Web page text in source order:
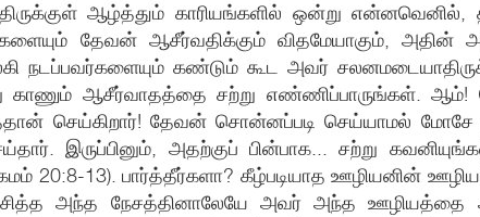
ஆழ்த்தும் காரியங்களில் ஒன்று
தேவன் ஆசீர்வதிக்கும் விதமேயாகும், அதின்
நடப்பவர்களையும் கண்டும் கூட அவர்
காணும் ஆசீர்வாதத்தை சற்று எண்ணிப்பாருங்கள்.
செய்கிறார்! தேவன் சொன்னப்படி செய்யாமல்
இருப்பினும், அதற்குப் பின்பாக... சற்று
20:8-13). பார்த்தீர்களா? கீழ்படியாத ஊழியனின்
அந்த நேசத்தினாலேயே அவர் அந்த ஊழியத்தை